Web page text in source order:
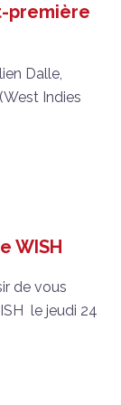
première
Dalle,
Indies
WISH
de vous
le jeudi 24